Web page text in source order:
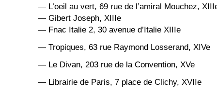
— L’oeil au vert, 69 rue de l’amiral Mouchez,
— Gibert Joseph, XIIIe
— Fnac Italie 2, 30 avenue d’Italie XIIIe
— Tropiques, 63 rue Raymond Losserand, XIVe
— Le Divan, 203 rue de la Convention, XVe
— Librairie de Paris, 7 place de Clichy, XVIIe